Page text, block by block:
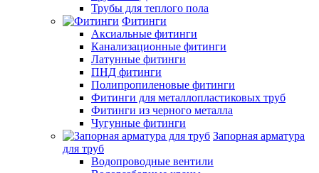
Трубы для теплого пола
Фитинги
Аксиальные фитинги
Канализационные фитинги
Латунные фитинги
ПНД фитинги
Полипропиленовые фитинги
Фитинги для металлопластиковых труб
Фитинги из черного металла
Чугунные фитинги
Запорная арматура
для труб
Водопроводные вентили